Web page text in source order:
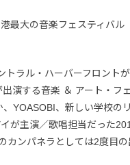
最大の音楽フェスティバル
トラル・ハーバーフロント
演する音楽 ＆ アート・フ
YOASOBI、新しい学校の
が主演／歌唱担当だった
カンパネラとしては2度目